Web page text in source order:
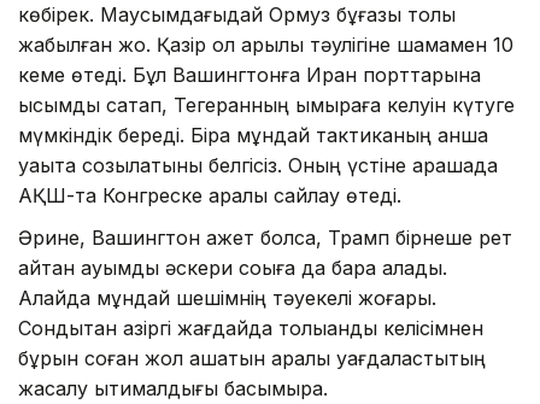
көбірек. Маусымдағыдай Ормуз бұғазы толық
жабылған жоқ. Қазір ол арқылы тәулігіне шамамен 10
кеме өтеді. Бұл Вашингтонға Иран порттарына
қысымды сақтап, Тегеранның ымыраға келуін күтуге
мүмкіндік береді. Бірақ мұндай тактиканың қанша
уақытқа созылатыны белгісіз. Оның үстіне қарашада
АҚШ-та Конгреске аралық сайлау өтеді.
Әрине, Вашингтон қажет болса, Трамп бірнеше рет
айтқан ауқымды әскери соққыға да бара алады.
Алайда мұндай шешімнің тәуекелі жоғары.
Сондықтан қазіргі жағдайда толыққанды келісімнен
бұрын соған жол ашатын аралық уағдаластықтың
жасалу ықтималдығы басымырақ.